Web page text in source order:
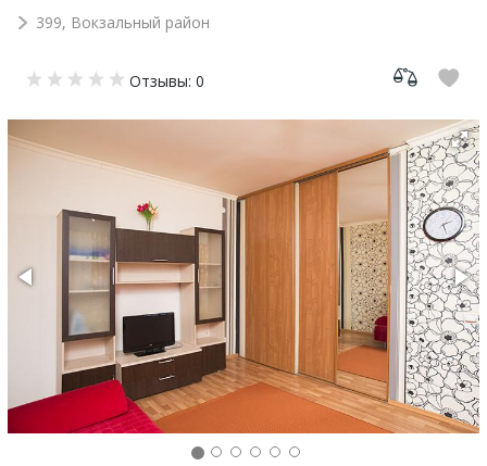
объявление
0
399, Вокзальный район
Отзывы: 0